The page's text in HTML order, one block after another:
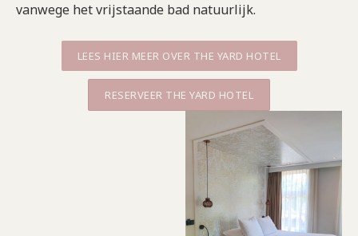
vanwege het vrijstaande bad natuurlijk.
LEES HIER MEER OVER THE YARD HOTEL
RESERVEER THE YARD HOTEL